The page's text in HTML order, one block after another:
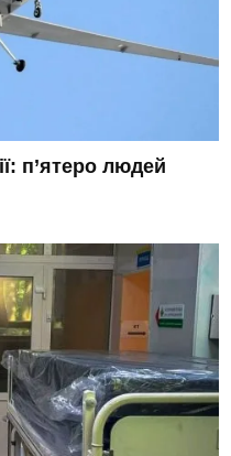
п’ятеро людей